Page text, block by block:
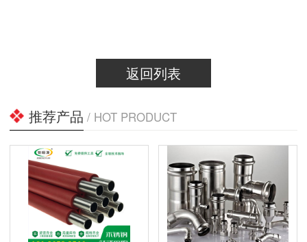
返回列表
推荐产品 / HOT PRODUCT